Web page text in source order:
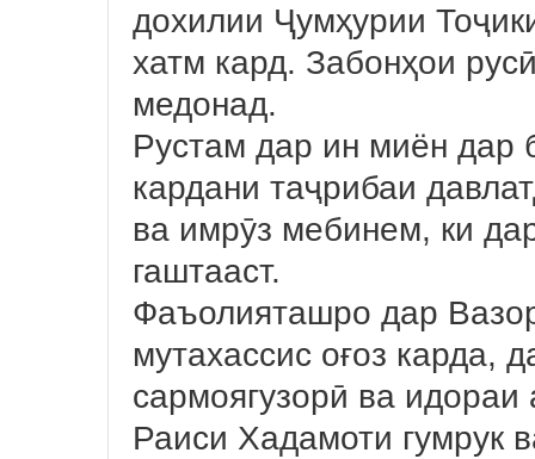
дохилии Ҷумҳурии
хатм кард. Забонҳои
медонад.
Рустам дар ин миён дар
кардани таҷрибаи
ва имрӯз мебинем, ки
гаштааст.
Фаъолияташро дар
мутахассис оғоз карда,
сармоягузорӣ ва
Раиси Хадамоти гумрук